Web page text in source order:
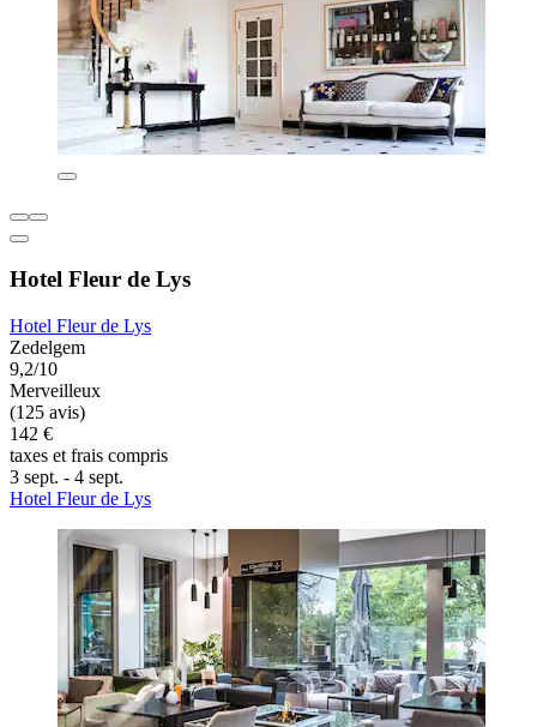
Hotel Fleur de Lys
Hotel Fleur de Lys
Zedelgem
9,2/10
Merveilleux
(125 avis)
142 €
taxes et frais compris
3 sept. - 4 sept.
Hotel Fleur de Lys